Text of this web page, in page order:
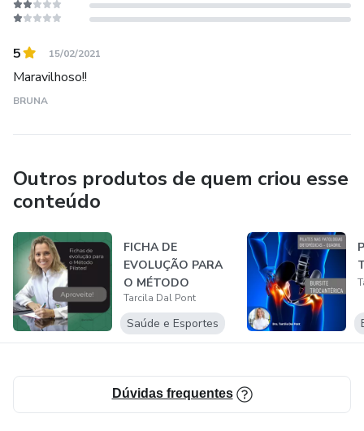
5 15/02/2021
Maravilhoso!!
BRUNA
Outros produtos de quem criou esse
conteúdo
FICHA DE
EVOLUÇÃO PARA
O MÉTODO
PILATES
Tarcila Dal Pont
Saúde e Esportes
Dúvidas frequentes